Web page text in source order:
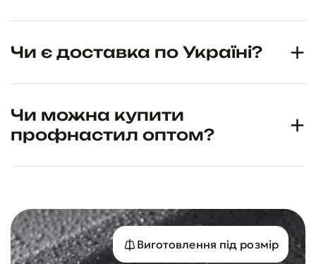
Чи є доставка по Україні?
Чи можна купити
профнастил оптом?
Виготовлення під розмір